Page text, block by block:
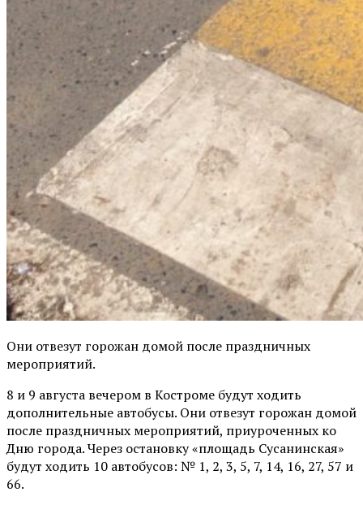
Они отвезут горожан домой после праздничных
мероприятий.
8 и 9 августа вечером в Костроме будут ходить
дополнительные автобусы. Они отвезут горожан домой
после праздничных мероприятий, приуроченных ко
Дню города. Через остановку «площадь Сусанинская»
будут ходить 10 автобусов: № 1, 2, 3, 5, 7, 14, 16, 27, 57 и
66.